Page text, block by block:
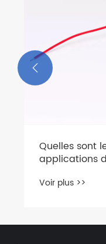
Quelles sont
applications
Voir plus >>
